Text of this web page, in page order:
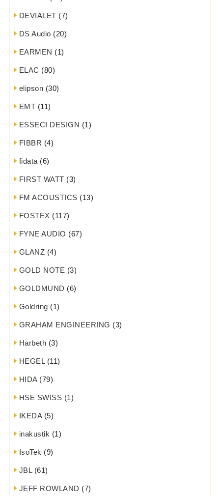
DEVIALET (7)
DS Audio (20)
EARMEN (1)
ELAC (80)
elipson (30)
EMT (11)
ESSECI DESIGN (1)
FIBBR (4)
fidata (6)
FIRST WATT (3)
FM ACOUSTICS (13)
FOSTEX (117)
FYNE AUDIO (67)
GLANZ (4)
GOLD NOTE (3)
GOLDMUND (6)
Goldring (1)
GRAHAM ENGINEERING (3)
Harbeth (3)
HEGEL(11)
HIDA(79)
HSE SWISS (1)
IKEDA(5)
inakustik (1)
IsoTek (9)
JBL(61)
JEFF ROWLAND (7)